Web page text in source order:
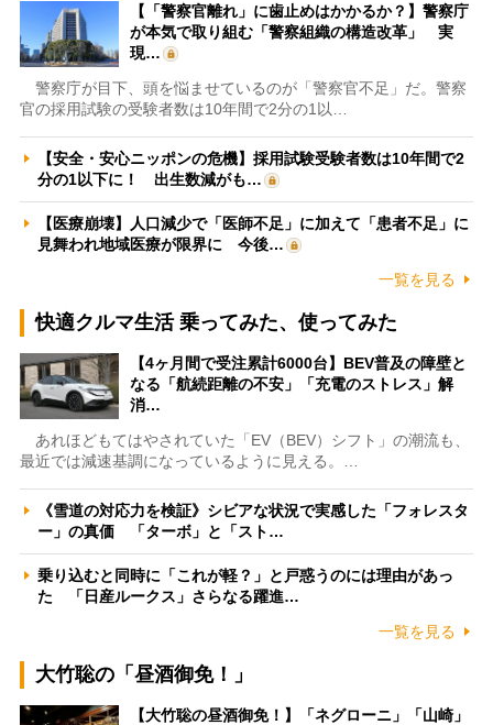
【「警察官離れ」に歯止めはかかるか？】警察庁
が本気で取り組む「警察組織の構造改革」 実
現…
警察庁が目下、頭を悩ませているのが「警察官不足」だ。警察
官の採用試験の受験者数は10年間で2分の1以…
【安全・安心ニッポンの危機】採用試験受験者数は10年間で2
分の1以下に！ 出生数減がも…
【医療崩壊】人口減少で「医師不足」に加えて「患者不足」に
見舞われ地域医療が限界に 今後…
一覧を見る
快適クルマ生活 乗ってみた、使ってみた
【4ヶ月間で受注累計6000台】BEV普及の障壁と
なる「航続距離の不安」「充電のストレス」解
消…
あれほどもてはやされていた「EV（BEV）シフト」の潮流も、
最近では減速基調になっているように見える。…
《雪道の対応力を検証》シビアな状況で実感した「フォレスタ
ー」の真価 「ターボ」と「スト…
乗り込むと同時に「これが軽？」と戸惑うのには理由があっ
た 「日産ルークス」さらなる躍進…
一覧を見る
大竹聡の「昼酒御免！」
【大竹聡の昼酒御免！】「ネグローニ」「山崎」